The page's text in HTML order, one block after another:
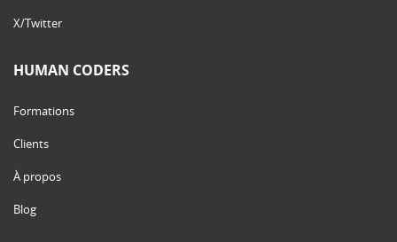
X/Twitter
HUMAN CODERS
Formations
Clients
À propos
Blog